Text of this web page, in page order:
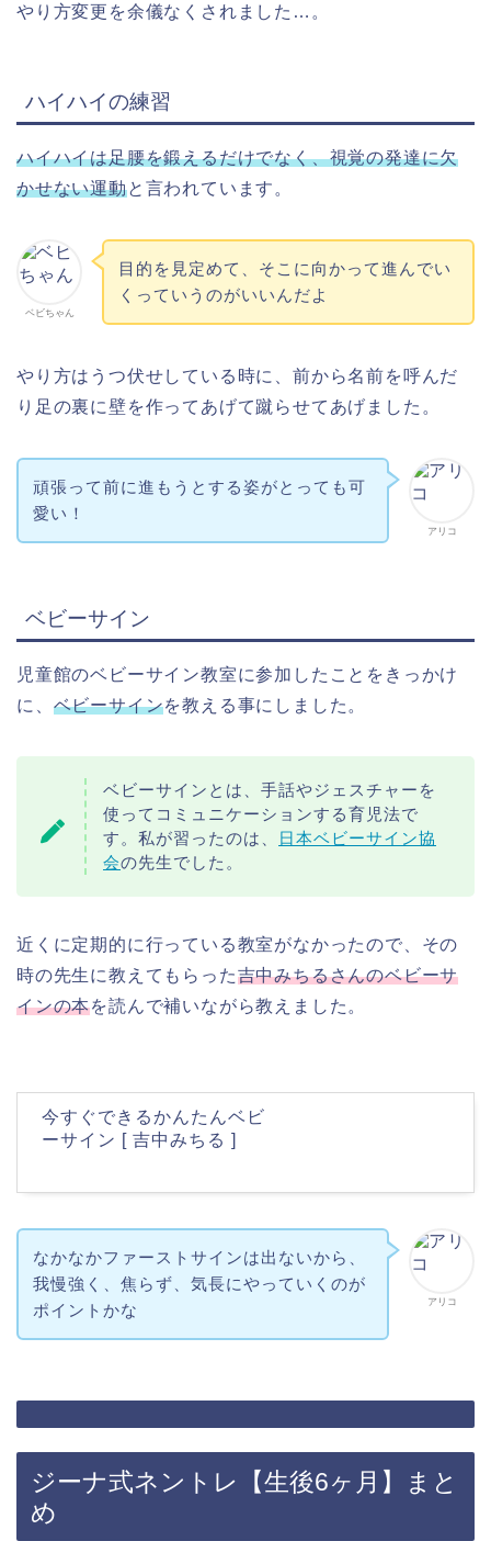
やり方変更を余儀なくされました…。
ハイハイの練習
ハイハイは足腰を鍛えるだけでなく、視覚の発達に欠
かせない運動と言われています。
ベビちゃん
目的を見定めて、そこに向かって進んでい
くっていうのがいいんだよ
やり方はうつ伏せしている時に、前から名前を呼んだ
り足の裏に壁を作ってあげて蹴らせてあげました。
アリコ
頑張って前に進もうとする姿がとっても可
愛い！
ベビーサイン
児童館のベビーサイン教室に参加したことをきっかけ
に、 ベビーサインを教える事にしました。
ベビーサインとは、手話やジェスチャーを
使ってコミュニケーションする育児法で
す。私が習ったのは、
日本ベビーサイン協
会の先生でした。
近くに定期的に行っている教室がなかったので、その
時の先生に教えてもらった吉中みちるさんのベビーサ
インの本を読んで補いながら教えました。
今すぐできるかんたんベビ
ーサイン [ 吉中みちる ]
アリコ
なかなかファーストサインは出ないから、
我慢強く、焦らず、気長にやっていくのが
ポイントかな
ジーナ式ネントレ【生後6ヶ月】まと
め